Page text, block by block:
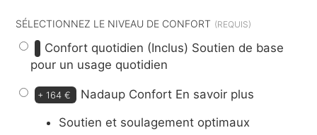
SÉLECTIONNEZ LE NIVEAU DE CONFORT
Confort quotidien (Inclus) Soutien de base
pour un usage quotidien
+164 € Nadaup Confort En savoir plus
Soutien et soulagement optimaux